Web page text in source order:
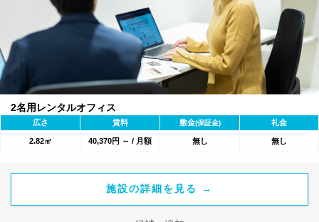
2名用レンタルオフィス
広さ 賃料 敷金(保証金) 礼金
2.82㎡ 40,370円 ～ / 月額 無し 無し
施設の詳細を見る →